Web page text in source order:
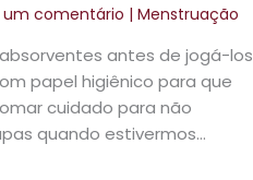
um comentário | Menstruação
antes de jogá-los
papel higiênico para que
cuidado para não
quando estivermos…